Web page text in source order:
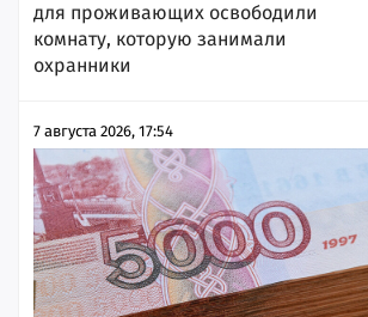
для проживающих освободили
комнату, которую занимали
охранники
7 августа 2026, 17:54